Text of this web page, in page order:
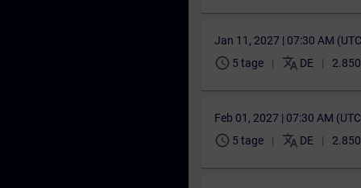
Jan 11, 2027 | 07:30 AM
schedule 5 tage translate DE
Feb 01, 2027 | 07:30 AM
schedule 5 tage translate DE